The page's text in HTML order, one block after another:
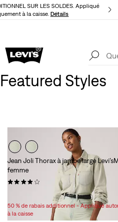
SUR LES SOLDES. Appliqué
à la caisse.Détails
DANS L’APPLI Détails
Styles
Jean Joli Thorax à jambe large
femme
(1359)
Price
is
Original
Price
118,00 $
50 % de rabais additionnel - Appliqué
à la caisse